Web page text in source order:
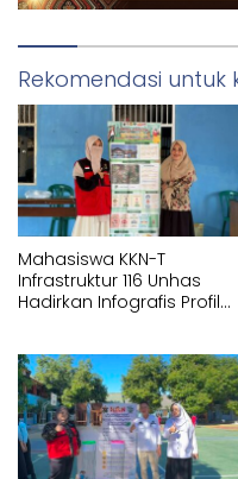
Rekomendasi untuk
Mahasiswa KKN-T
Infrastruktur 116 Unhas
Hadirkan Infografis Profil